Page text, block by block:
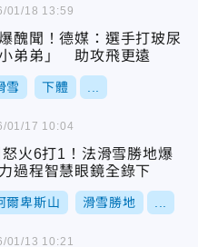
醜聞！德媒：選手打玻尿
弟弟」 助攻飛更遠
雪 下體
01/18 13:59
火6打1！法滑雪勝地爆
過程智慧眼鏡全錄下
爾卑斯山 滑雪勝地
01/17 10:04
01/13 10:21